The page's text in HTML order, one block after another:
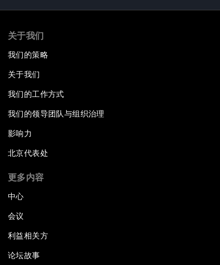
关于我们
我们的策略
关于我们
我们的工作方式
我们的领导团队与组织治理
影响力
北京代表处
更多内容
中心
会议
利益相关方
论坛故事